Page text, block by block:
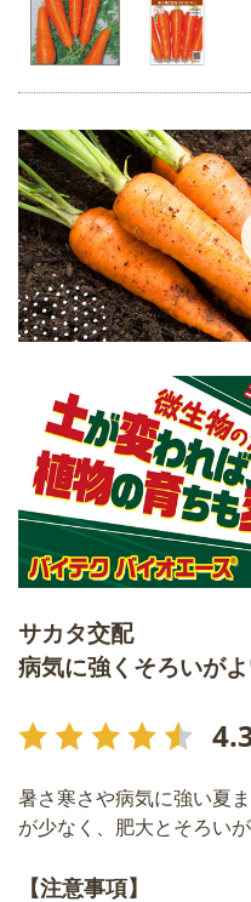
サカタ交配
病気に強くそろいが
暑さ寒さや病気に強い夏
が少なく、肥大とそろい
【注意事項】